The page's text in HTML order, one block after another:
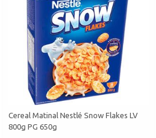
Cereal Matinal Nestlé Snow Flakes LV
800g PG 650g